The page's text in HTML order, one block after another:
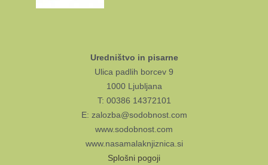
Uredništvo in pisarne
Ulica padlih borcev 9
1000 Ljubljana
T: 00386 14372101
E: zalozba@sodobnost.com
www.sodobnost.com
www.nasamalaknjiznica.si
Splošni pogoji